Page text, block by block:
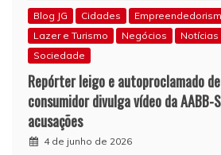
Blog JG Cidades
Lazer e Turismo
Negócios Notícias
Sociedade
Repórter leigo e autoproclamado
consumidor divulga vídeo da
acusações
4 de junho de 2026